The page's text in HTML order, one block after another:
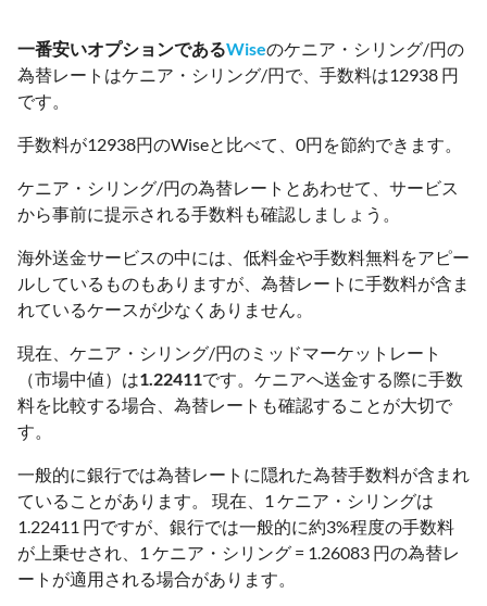
一番安いオプションであるWiseのケニア・シリング/円の
為替レートはケニア・シリング/円で、手数料は12938 円
です。
手数料が12938円のWiseと比べて、0円を節約できます。
ケニア・シリング/円の為替レートとあわせて、サービス
から事前に提示される手数料も確認しましょう。
海外送金サービスの中には、低料金や手数料無料をアピー
ルしているものもありますが、為替レートに手数料が含ま
れているケースが少なくありません。
現在、ケニア・シリング/円のミッドマーケットレート
（市場中値）は1.22411です。ケニアへ送金する際に手数
料を比較する場合、為替レートも確認することが大切で
す。
一般的に銀行では為替レートに隠れた為替手数料が含まれ
ていることがあります。 現在、1 ケニア・シリングは
1.22411 円ですが、銀行では一般的に約3%程度の手数料
が上乗せされ、1 ケニア・シリング = 1.26083 円の為替レ
ートが適用される場合があります。